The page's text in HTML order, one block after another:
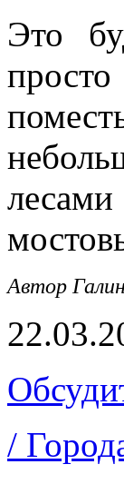
Это
Автор
/